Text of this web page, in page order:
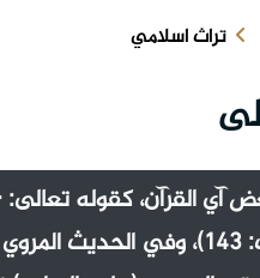
تراث اسلامي
آي القرآن، كقوله
وَخَرَّ مُوسَى صَعِقًا} (سورة الأعراف: